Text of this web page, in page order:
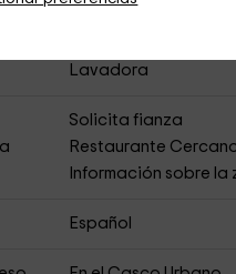
Lavadora
Solicita fianza
Restaurante
Información sobre la
Español